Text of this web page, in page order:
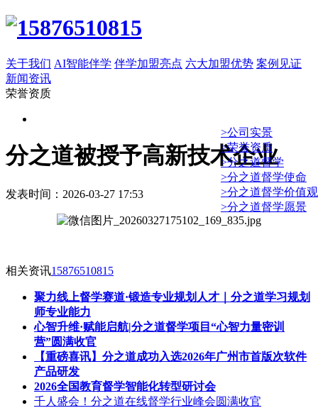
关于我们 AI智能伴学 伴学加盟亮点 六大加盟优势 案例见证
新闻资讯
荣誉资质
>公司实景
>荣誉资质
>分之道督学
>分之道督学使命
>分之道督学价值观
>分之道督学愿景
分之道被授予高新技术企业
发表时间：2026-03-27 17:53
相关资讯15876510815
聚力线上督学赛道·锻造专业规划人才｜分之道学习规划
师专业能力
心智升维·赋能启航|分之道督学项目“心智力量密训
营”圆满收官
【重磅喜讯】分之道成功入选2026年广州市首版次软件
产品研发
2026全国教育督学智能化转型研讨会
千人盛会！分之道在线督学行业峰会圆满收官